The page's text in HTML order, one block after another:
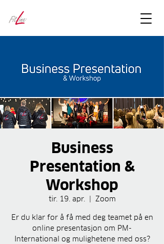
Business
Presentation &
Workshop
tir. 19. apr.
  |
Zoom
Er du klar for å få med deg teamet på en
online presentasjon om PM-
International og mulighetene med oss?